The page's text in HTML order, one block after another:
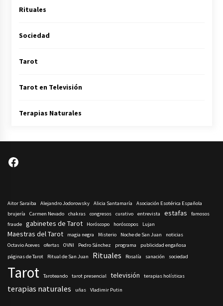
Rituales
Sociedad
Tarot
Tarot en Televisión
Terapias Naturales
Facebook
Aitor Saraiba Alejandro Jodorowsky Alicia Santamaría
Asociación Esotérica Española
brujería
Carmen Nevado chakras congresos curativo entrevista estafas
famosos
fraude
gabinetes de Tarot Horóscopo horóscopos Lujan
Maestras del Tarot magia negra Misterio Noche de San Juan
noticias
Octavio Aceves
ofertas OVNI Pedro Sánchez programa
publicidad engañosa
páginas de Tarot
Ritual de San Juan Rituales Rosalía sanación sociedad
Tarot Taroteando tarot presencial televisión terapias holísticas
terapias naturales uñas Vladimir Putin